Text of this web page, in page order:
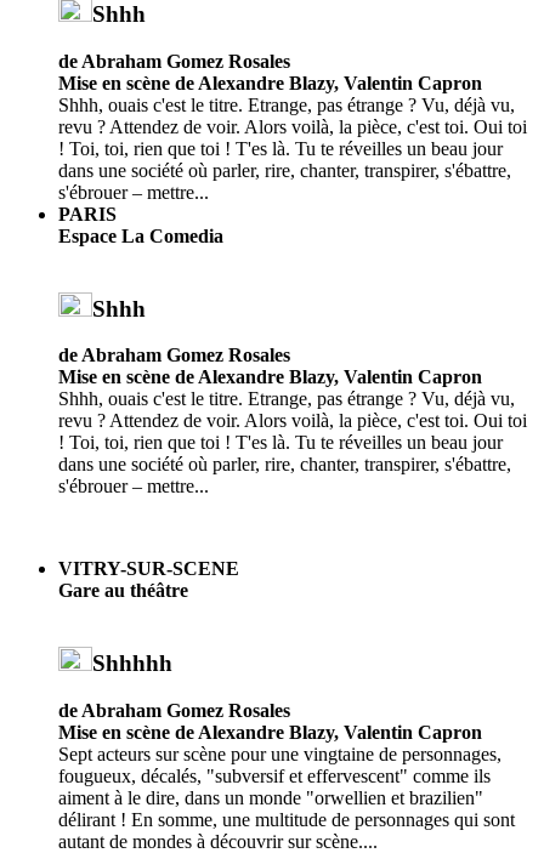
Shhh
de Abraham Gomez Rosales
Mise en scène de Alexandre Blazy, Valentin Capron
Shhh, ouais c'est le titre. Etrange, pas étrange ? Vu, déjà vu,
revu ? Attendez de voir. Alors voilà, la pièce, c'est toi. Oui toi
! Toi, toi, rien que toi ! T'es là. Tu te réveilles un beau jour
dans une société où parler, rire, chanter, transpirer, s'ébattre,
s'ébrouer – mettre...
PARIS
Espace La Comedia
Shhh
de Abraham Gomez Rosales
Mise en scène de Alexandre Blazy, Valentin Capron
Shhh, ouais c'est le titre. Etrange, pas étrange ? Vu, déjà vu,
revu ? Attendez de voir. Alors voilà, la pièce, c'est toi. Oui toi
! Toi, toi, rien que toi ! T'es là. Tu te réveilles un beau jour
dans une société où parler, rire, chanter, transpirer, s'ébattre,
s'ébrouer – mettre...
VITRY-SUR-SCENE
Gare au théâtre
Shhhhh
de Abraham Gomez Rosales
Mise en scène de Alexandre Blazy, Valentin Capron
Sept acteurs sur scène pour une vingtaine de personnages,
fougueux, décalés, "subversif et effervescent" comme ils
aiment à le dire, dans un monde "orwellien et brazilien"
délirant ! En somme, une multitude de personnages qui sont
autant de mondes à découvrir sur scène....